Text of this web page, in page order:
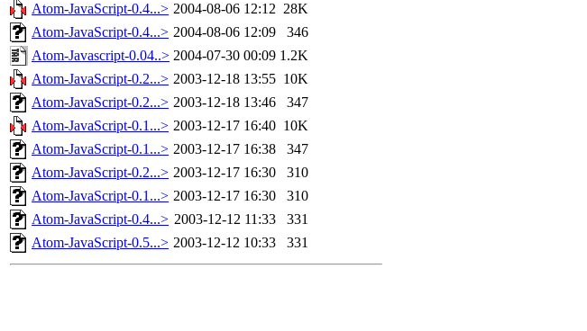
Atom-JavaScript-0.4...> 2004-08-06 12:12 28K
Atom-JavaScript-0.4...> 2004-08-06 12:09
346
Atom-Javascript-0.04..> 2004-07-30 00:09 1.2K
Atom-JavaScript-0.2...> 2003-12-18 13:55 10K
Atom-JavaScript-0.2...> 2003-12-18 13:46
347
Atom-JavaScript-0.1...> 2003-12-17 16:40 10K
Atom-JavaScript-0.1...> 2003-12-17 16:38
347
Atom-JavaScript-0.2...> 2003-12-17 16:30
310
Atom-JavaScript-0.1...> 2003-12-17 16:30
310
Atom-JavaScript-0.4...> 2003-12-12 11:33
331
Atom-JavaScript-0.5...> 2003-12-12 10:33 331